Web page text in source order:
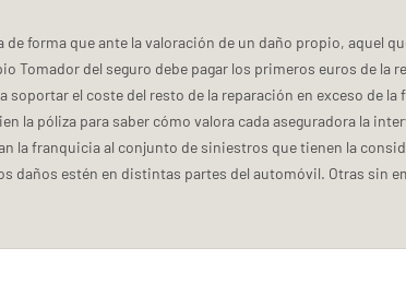
forma que ante la valoración de un daño propio, aquel
Tomador del seguro debe pagar los primeros euros de la
soportar el coste del resto de la reparación en exceso de la
la póliza para saber cómo valora cada aseguradora la
la franquicia al conjunto de siniestros que tienen la
daños estén en distintas partes del automóvil. Otras sin